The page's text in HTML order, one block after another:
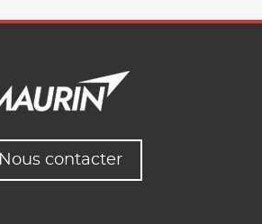
Nous contacter